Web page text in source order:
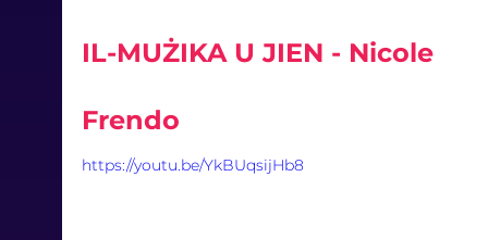
IL-MUŻIKA U JIEN - Nicole
Frendo
https://youtu.be/YkBUqsijHb8